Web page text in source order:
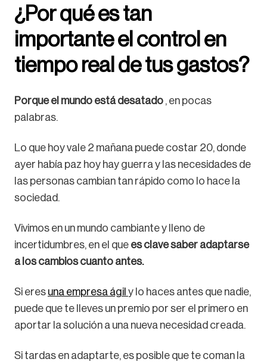
¿Por qué es tan
importante el control en
tiempo real de tus gastos?
Porque el mundo está desatado , en pocas
palabras.
Lo que hoy vale 2 mañana puede costar 20, donde
ayer había paz hoy hay guerra y las necesidades de
las personas cambian tan rápido como lo hace la
sociedad.
Vivimos en un mundo cambiante y lleno de
incertidumbres, en el que es clave saber adaptarse
a los cambios cuanto antes.
Si eres una empresa ágil y lo haces antes que nadie,
puede que te lleves un premio por ser el primero en
aportar la solución a una nueva necesidad creada.
Si tardas en adaptarte, es posible que te coman la